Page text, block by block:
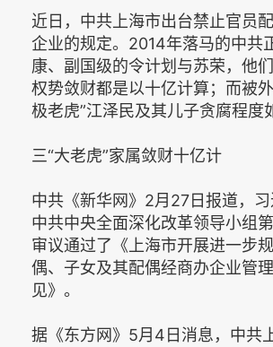
近日，中共上海市出台禁止官员
企业的规定。2014年落马的中共
康、副国级的令计划与苏荣，他
权势敛财都是以十亿计算；而被
极老虎”江泽民及其儿子贪腐程度
三“大老虎”家属敛财十亿计
中共《新华网》2月27日报道，
中共中央全面深化改革领导小组第
审议通过了《上海市开展进一步
偶、子女及其配偶经商办企业管
见》。
据《东方网》5月4日消息，中共